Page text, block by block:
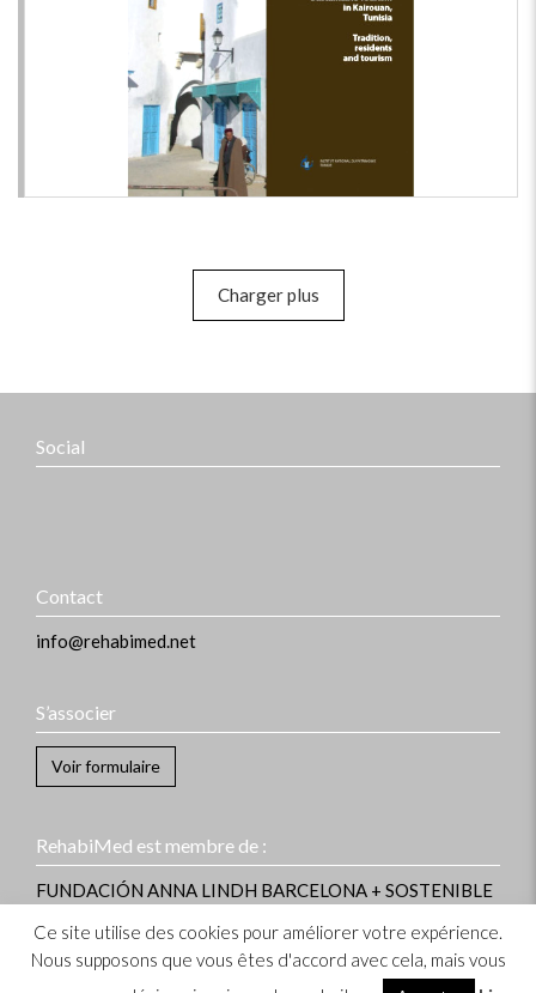
Charger plus
Social
Contact
info@rehabimed.net
S’associer
Voir formulaire
RehabiMed est membre de :
FUNDACIÓN ANNA LINDH BARCELONA + SOSTENIBLE
Informations légales–Note légale–Politique des cookies– Copyright ©
Ce site utilise des cookies pour améliorer votre expérience.
Nous supposons que vous êtes d'accord avec cela, mais vous